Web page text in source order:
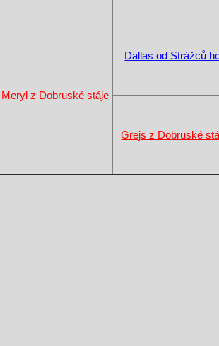
Meryl z Dobruské stáje
Dallas od Strážců
Grejs z Dobruské